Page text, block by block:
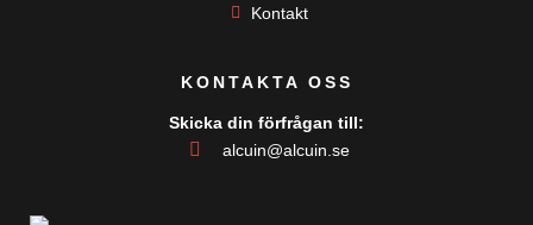
Kontakt
KONTAKTA OSS
Skicka din förfrågan till:
alcuin@alcuin.se